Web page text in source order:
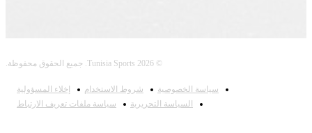
سياسة الخصوصية شروط الاستخدام
إخلاء المسؤولية
السياسة التحريرية
سياسة ملفات تعريف الارتباط